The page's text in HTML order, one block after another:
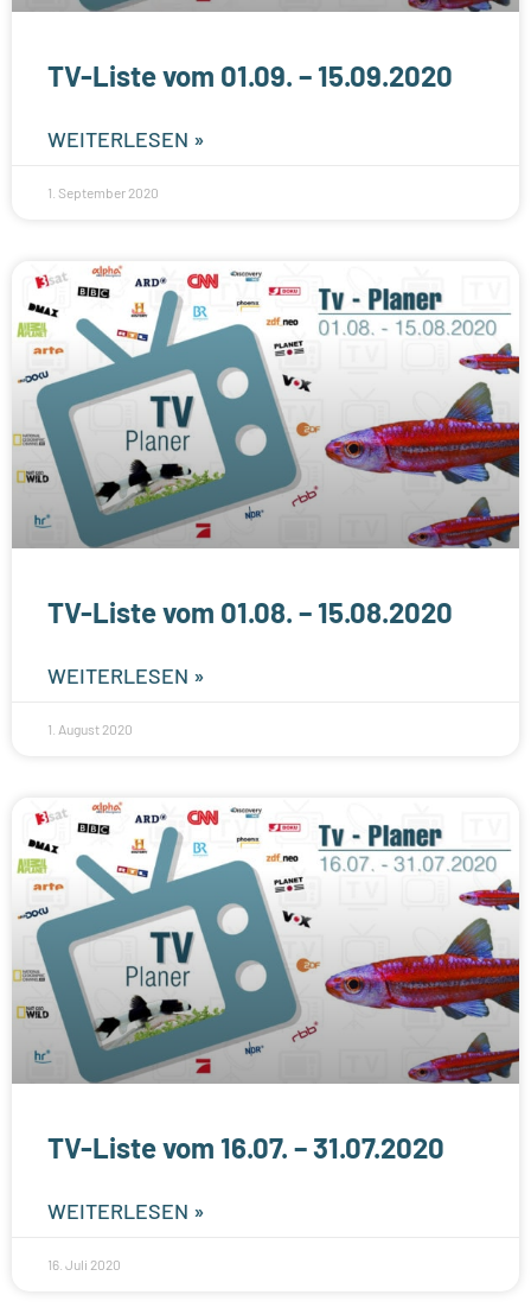
TV-Liste vom 01.09. – 15.09.2020
WEITERLESEN »
1. September 2020
TV-Liste vom 01.08. – 15.08.2020
WEITERLESEN »
1. August 2020
TV-Liste vom 16.07. – 31.07.2020
WEITERLESEN »
16. Juli 2020